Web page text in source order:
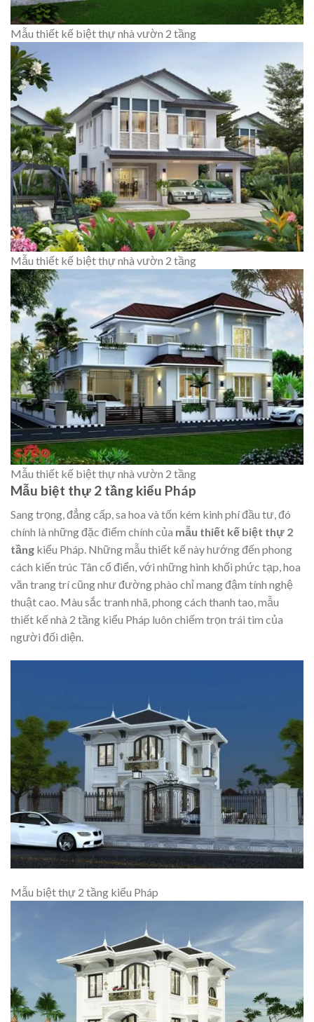
Mẫu thiết kế biệt thự nhà vườn 2 tầng
Mẫu thiết kế biệt thự nhà vườn 2 tầng
Mẫu thiết kế biệt thự nhà vườn 2 tầng
Mẫu biệt thự 2 tầng kiểu Pháp
Sang trọng, đẳng cấp, sa hoa và tốn kém kinh phí đầu tư, đó
chính là những đặc điểm chính của mẫu thiết kế biệt thự 2
tầng kiểu Pháp. Những mẫu thiết kế này hướng đến phong
cách kiến trúc Tân cổ điển, với những hình khối phức tạp, hoa
văn trang trí cũng như đường phào chỉ mang đậm tính nghệ
thuật cao. Màu sắc tranh nhã, phong cách thanh tao, mẫu
thiết kế nhà 2 tầng kiểu Pháp luôn chiếm trọn trái tim của
người đối diện.
Mẫu biệt thự 2 tầng kiểu Pháp